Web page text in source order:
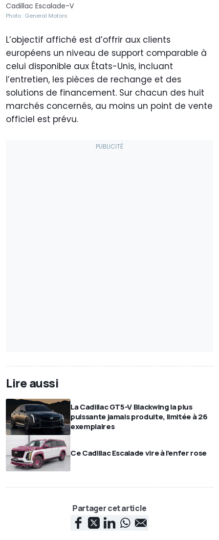
Cadillac Escalade-V
Photo : General Motors
L’objectif affiché est d’offrir aux clients
européens un niveau de support comparable à
celui disponible aux États-Unis, incluant
l’entretien, les pièces de rechange et des
solutions de financement. Sur chacun des huit
marchés concernés, au moins un point de vente
officiel est prévu.
Lire aussi
La Cadillac GT5-V Blackwing la plus
puissante jamais produite, limitée à 26
exemplaires
Ce Cadillac Escalade vire à l’enfer rose
Partager cet article